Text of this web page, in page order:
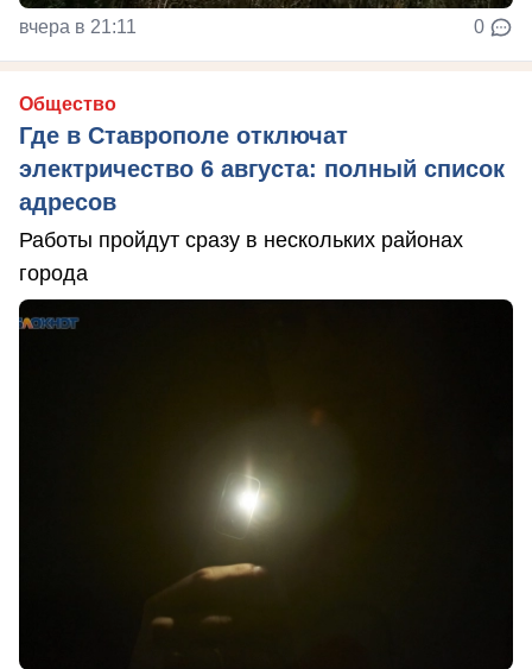
вчера в 21:11 0
Общество
Где в Ставрополе отключат
электричество 6 августа: полный список
адресов
Работы пройдут сразу в нескольких районах
города